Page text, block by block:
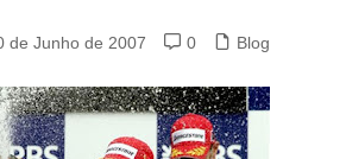
de Junho de 2007 0 Blog